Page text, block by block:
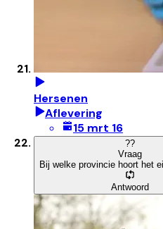
Hersenen
Aflevering
15 mrt 16
??
Vraag
Bij welke provincie hoort het
Antwoord